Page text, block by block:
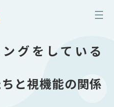
グをしている
と視機能の関係